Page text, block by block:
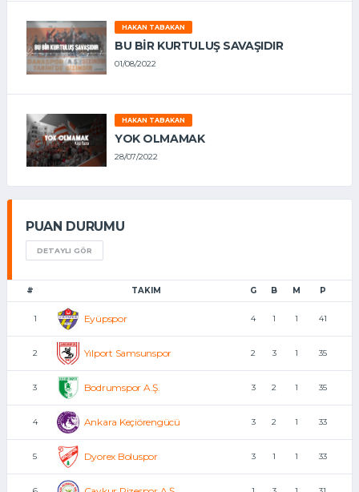
HAKAN TABAKAN
BU BİR KURTULUŞ SAVAŞIDIR
01/08/2022
HAKAN TABAKAN
YOK OLMAMAK
28/07/2022
PUAN DURUMU
DETAYLI GÖR
# TAKIM G B M P
1 Eyüpspor 4 1 1 41
2 Yılport Samsunspor 2 3 1 35
3 Bodrumspor A.Ş. 3 2 1 35
4 Ankara Keçiörengücü 3 2 1 33
5 Dyorex Boluspor 3 1 1 33